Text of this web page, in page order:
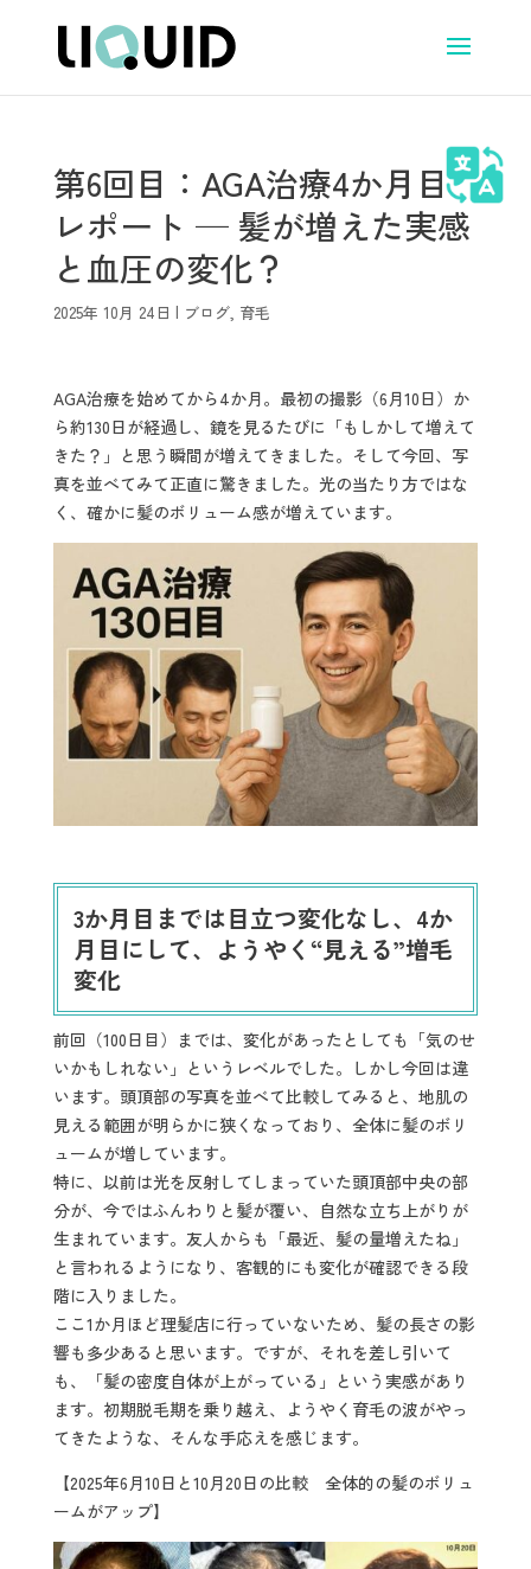
第6回目：AGA治療4か月目
レポート ─ 髪が増えた実感
と血圧の変化？
2025年 10月 24日 | ブログ, 育毛
AGA治療を始めてから4か月。最初の撮影（6月10日）か
ら約130日が経過し、鏡を見るたびに「もしかして増えて
きた？」と思う瞬間が増えてきました。そして今回、写
真を並べてみて正直に驚きました。光の当たり方ではな
く、確かに髪のボリューム感が増えています。
3か月目までは目立つ変化なし、4か
月目にして、ようやく“見える”増毛
変化
前回（100日目）までは、変化があったとしても「気のせ
いかもしれない」というレベルでした。しかし今回は違
います。頭頂部の写真を並べて比較してみると、地肌の
見える範囲が明らかに狭くなっており、全体に髪のボリ
ュームが増しています。
特に、以前は光を反射してしまっていた頭頂部中央の部
分が、今ではふんわりと髪が覆い、自然な立ち上がりが
生まれています。友人からも「最近、髪の量増えたね」
と言われるようになり、客観的にも変化が確認できる段
階に入りました。
ここ1か月ほど理髪店に行っていないため、髪の長さの影
響も多少あると思います。ですが、それを差し引いて
も、「髪の密度自体が上がっている」という実感があり
ます。初期脱毛期を乗り越え、ようやく育毛の波がやっ
てきたような、そんな手応えを感じます。
【2025年6月10日と10月20日の比較 全体的の髪のボリュ
ームがアップ】